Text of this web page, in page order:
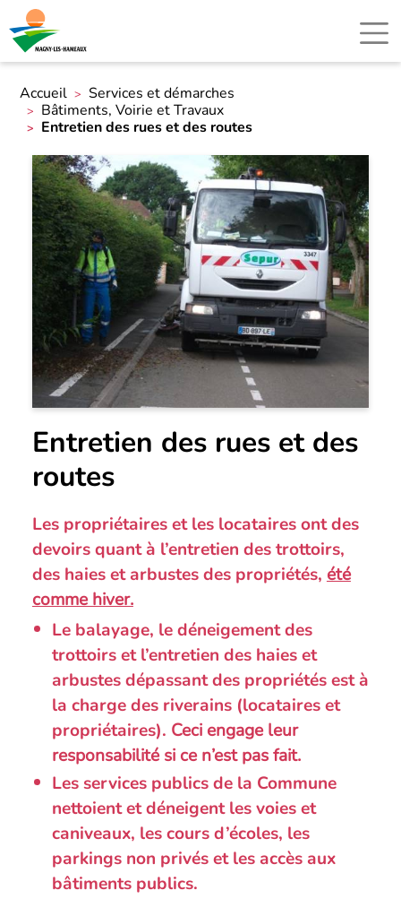
Accueil
Services et démarches
Bâtiments, Voirie et Travaux
Entretien des rues et des routes
Entretien des rues et des
routes
Les propriétaires et les locataires ont des
devoirs quant à l’entretien des trottoirs,
des haies et arbustes des propriétés, été
comme hiver.
Le balayage, le déneigement des
trottoirs et l’entretien des haies et
arbustes dépassant des propriétés est à
la charge des riverains (locataires et
propriétaires). Ceci engage leur
responsabilité si ce n’est pas fait.
Les services publics de la Commune
nettoient et déneigent les voies et
caniveaux, les cours d’écoles, les
parkings non privés et les accès aux
bâtiments publics.